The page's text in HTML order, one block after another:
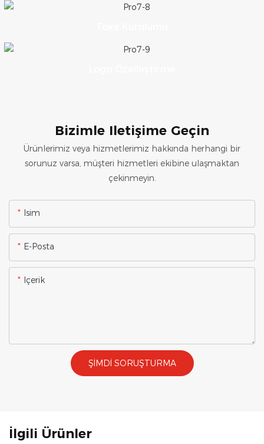
Bizimle Iletişime Geçin
Ürünlerimiz veya hizmetlerimiz hakkında herhangi bir
sorunuz varsa, müşteri hizmetleri ekibine ulaşmaktan
çekinmeyin.
Isim
E-Posta
Içerik
ŞIMDI SORUŞTURMA
İlgili Ürünler